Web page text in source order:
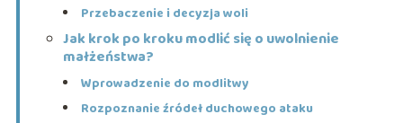
Przebaczenie i decyzja woli
Jak krok po kroku modlić się o uwolnienie
małżeństwa?
Wprowadzenie do modlitwy
Rozpoznanie źródeł duchowego ataku